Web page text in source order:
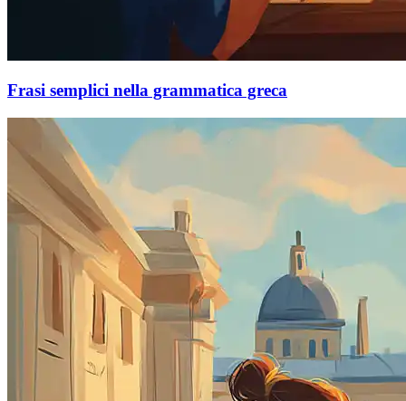
Frasi semplici nella grammatica greca